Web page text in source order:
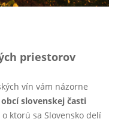
priestorov
vín vám názorne
slovenskej časti
o ktorú sa Slovensko delí